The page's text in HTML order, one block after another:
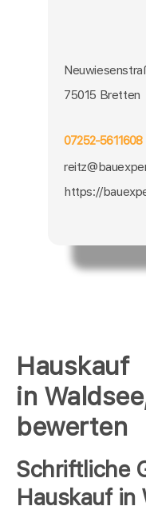
Hauskauf
in
bewerten
Schriftliche
Hauskauf in
75015 Bretten
07252-5611608
https://